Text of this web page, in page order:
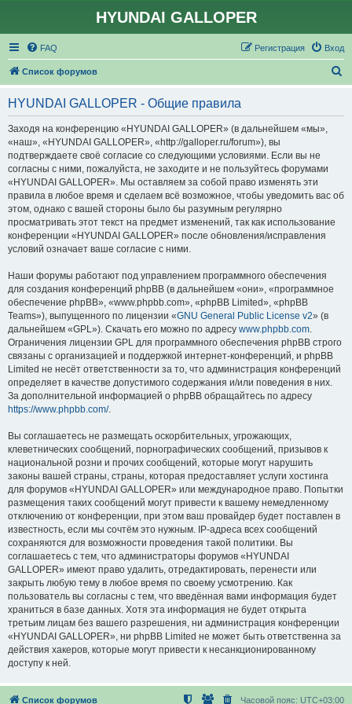
HYUNDAI GALLOPER
FAQ Вход
Регистрация
Список форумов
HYUNDAI GALLOPER - Общие правила
Заходя на конференцию «HYUNDAI GALLOPER» (в дальнейшем «мы»,
«наш», «HYUNDAI GALLOPER», «http://galloper.ru/forum»), вы
подтверждаете своё согласие со следующими условиями. Если вы не
согласны с ними, пожалуйста, не заходите и не пользуйтесь форумами
«HYUNDAI GALLOPER». Мы оставляем за собой право изменять эти
правила в любое время и сделаем всё возможное, чтобы уведомить вас об
этом, однако с вашей стороны было бы разумным регулярно
просматривать этот текст на предмет изменений, так как использование
конференции «HYUNDAI GALLOPER» после обновления/исправления
условий означает ваше согласие с ними.
Наши форумы работают под управлением программного обеспечения
для создания конференций phpBB (в дальнейшем «они», «программное
обеспечение phpBB», «www.phpbb.com», «phpBB Limited», «phpBB
Teams»), выпущенного по лицензии «GNU General Public License v2» (в
дальнейшем «GPL»). Скачать его можно по адресу www.phpbb.com.
Ограничения лицензии GPL для программного обеспечения phpBB строго
связаны с организацией и поддержкой интернет-конференций, и phpBB
Limited не несёт ответственности за то, что администрация конференций
определяет в качестве допустимого содержания и/или поведения в них.
За дополнительной информацией о phpBB обращайтесь по адресу
https://www.phpbb.com/.
Вы соглашаетесь не размещать оскорбительных, угрожающих,
клеветнических сообщений, порнографических сообщений, призывов к
национальной розни и прочих сообщений, которые могут нарушить
законы вашей страны, страны, которая предоставляет услуги хостинга
для форумов «HYUNDAI GALLOPER» или международное право. Попытки
размещения таких сообщений могут привести к вашему немедленному
отключению от конференции, при этом ваш провайдер будет поставлен в
известность, если мы сочтём это нужным. IP-адреса всех сообщений
сохраняются для возможности проведения такой политики. Вы
соглашаетесь с тем, что администраторы форумов «HYUNDAI
GALLOPER» имеют право удалить, отредактировать, перенести или
закрыть любую тему в любое время по своему усмотрению. Как
пользователь вы согласны с тем, что введённая вами информация будет
храниться в базе данных. Хотя эта информация не будет открыта
третьим лицам без вашего разрешения, ни администрация конференции
«HYUNDAI GALLOPER», ни phpBB Limited не может быть ответственна за
действия хакеров, которые могут привести к несанкционированному
доступу к ней.
Список форумов Часовой пояс: UTC+03:00